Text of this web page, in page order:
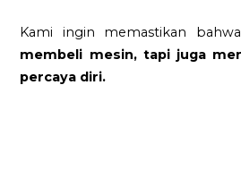
Kami ingin memastikan bahwa
membeli mesin, tapi juga
percaya diri.